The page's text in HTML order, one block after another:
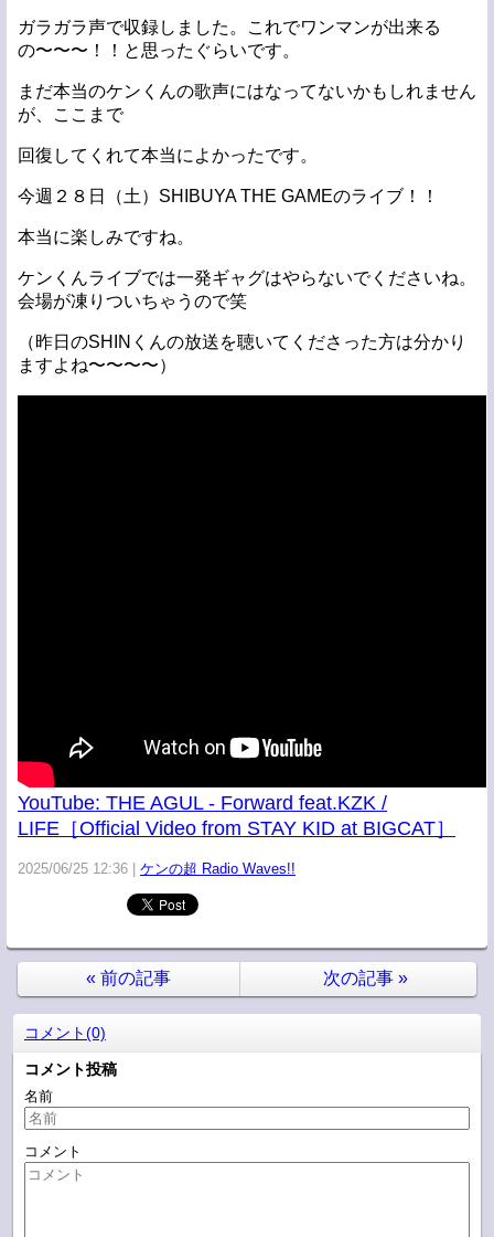
ガラガラ声で収録しました。これでワンマンが出来る
の〜〜〜！！と思ったぐらいです。
まだ本当のケンくんの歌声にはなってないかもしれません
が、ここまで
回復してくれて本当によかったです。
今週２８日（土）SHIBUYA THE GAMEのライブ！！
本当に楽しみですね。
ケンくんライブでは一発ギャグはやらないでくださいね。
会場が凍りついちゃうので笑
（昨日のSHINくんの放送を聴いてくださった方は分かり
ますよね〜〜〜〜）
YouTube: THE AGUL - Forward feat.KZK /
LIFE［Official Video from STAY KID at BIGCAT］
2025/06/25 12:36 ケンの超 Radio Waves!!
« 前の記事 次の記事 »
コメント(0)
コメント投稿
名前
コメント